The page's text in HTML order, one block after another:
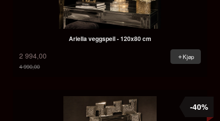
Ariella veggspeil - 120x80 cm
2 994,00
4 990,00
Kjøp
-40%